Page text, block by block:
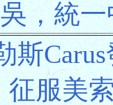
，統
斯
服美